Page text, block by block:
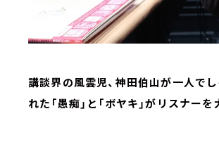
講談界の風雲児、神田伯山が一人で
れた「愚痴」と「ボヤキ」がリスナー